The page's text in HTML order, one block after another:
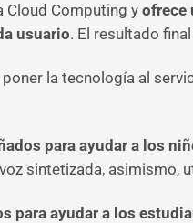
Cloud Computing y ofrece
usuario. El resultado
la tecnología al
para ayudar a los
sintetizada,
para ayudar a los